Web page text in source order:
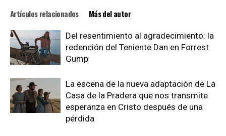
Artículos relacionados Más del autor
Del resentimiento al agradecimiento: la
redención del Teniente Dan en Forrest
Gump
La escena de la nueva adaptación de La
Casa de la Pradera que nos transmite
esperanza en Cristo después de una
pérdida